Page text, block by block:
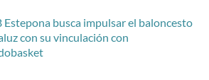
Estepona busca impulsar el baloncesto
con su vinculación con